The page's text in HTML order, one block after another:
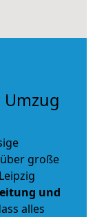
große
und
alles